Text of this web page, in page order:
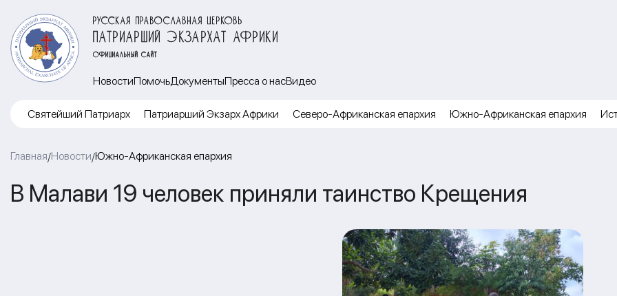
РУССКАЯ ПРАВОСЛАВНАЯ ЦЕРКОВЬ
ПАТРИАРШИЙ ЭКЗАРХАТ АФРИКИ
ОФИЦИАЛЬНЫЙ САЙТ
НовостиПомочьДокументыПресса о насВидео
Cвятейший Патриарх Патриарший Экзарх Африки Северо-Африканская епархия Южно-Африканская епархия
Главная/Новости/Южно-Африканская епархия
В Малави 19 человек приняли таинство Крещения